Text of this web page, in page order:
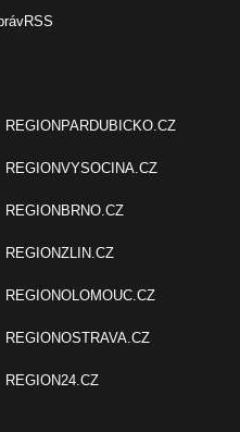
RSS
REGIONPARDUBICKO.CZ
REGIONVYSOCINA.CZ
REGIONBRNO.CZ
REGIONZLIN.CZ
REGIONOLOMOUC.CZ
REGIONOSTRAVA.CZ
REGION24.CZ